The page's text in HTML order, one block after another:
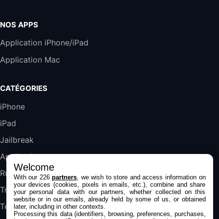
Harman Kardon SoundSticks 5 Haut-Parleur
289,47€
Galaxy S25 FE 6,7\" 5G Nano SIM 128 Go
Blanc
Jeu FIFA 20 sur PC (code à télécharger)
45,98€57,99€Rue Du Commerce (Vendeur Tiers)
NOS APPS
Application iPhone/iPad
Application Mac
CATÉGORIES
iPhone
iPad
Jailbreak
Applications
Rumeurs
Trucs & astuces
Tests
Welcome
With our 226partners , we wish to store and access information on
your devices (cookies, pixels in emails, etc.), combine and share
your personal data with our partners, whether collected on this
website or in our emails, already held by some of us, or obtained
later, including in other contexts.
Processing this data (identifiers, browsing, preferences, purchases,